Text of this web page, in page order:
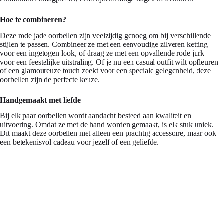
Hoe te combineren?
Deze rode jade oorbellen zijn veelzijdig genoeg om bij verschillende
stijlen te passen. Combineer ze met een eenvoudige zilveren ketting
voor een ingetogen look, of draag ze met een opvallende rode jurk
voor een feestelijke uitstraling. Of je nu een casual outfit wilt opfleuren
of een glamoureuze touch zoekt voor een speciale gelegenheid, deze
oorbellen zijn de perfecte keuze.
Handgemaakt met liefde
Bij elk paar oorbellen wordt aandacht besteed aan kwaliteit en
uitvoering. Omdat ze met de hand worden gemaakt, is elk stuk uniek.
Dit maakt deze oorbellen niet alleen een prachtig accessoire, maar ook
een betekenisvol cadeau voor jezelf of een geliefde.